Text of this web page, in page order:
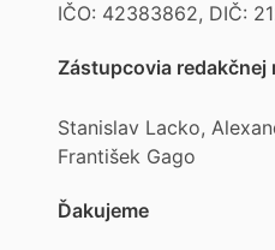
IČO: 42383862, DIČ:
Zástupcovia redakčnej
Stanislav Lacko,
František Gago
Ďakujeme